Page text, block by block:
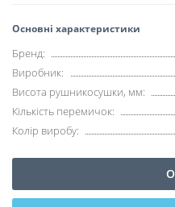
Основні характеристики
Бренд:
Виробник:
Висота рушникосушки, мм:
Кількість перемичок:
Колір виробу: